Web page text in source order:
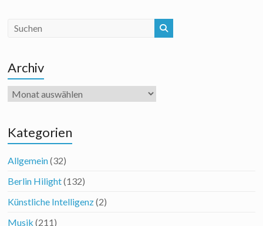
Archiv
Archiv
Kategorien
Allgemein(32)
Berlin Hilight(132)
Künstliche Intelligenz(2)
Musik (211)